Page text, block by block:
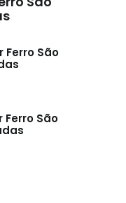
Ferro São
Ferro São